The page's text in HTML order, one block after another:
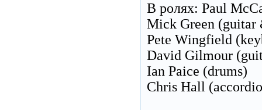
В ролях: Paul
Mick Green (guitar
Pete Wingfield
David Gilmour
Ian Paice (drums)
Chris Hall